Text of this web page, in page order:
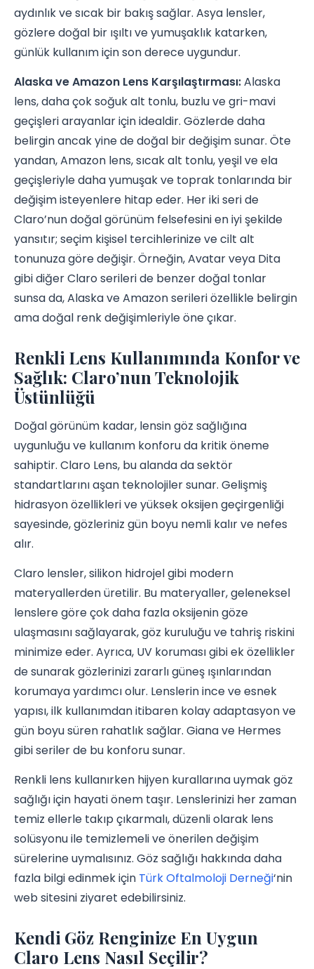
aydınlık ve sıcak bir bakış sağlar. Asya lensler,
gözlere doğal bir ışıltı ve yumuşaklık katarken,
günlük kullanım için son derece uygundur.
Alaska ve Amazon Lens Karşılaştırması:Alaska
lens, daha çok soğuk alt tonlu, buzlu ve gri-mavi
geçişleri arayanlar için idealdir. Gözlerde daha
belirgin ancak yine de doğal bir değişim sunar. Öte
yandan, Amazon lens, sıcak alt tonlu, yeşil ve ela
geçişleriyle daha yumuşak ve toprak tonlarında bir
değişim isteyenlere hitap eder. Her iki seri de
Claro’nun doğal görünüm felsefesini en iyi şekilde
yansıtır; seçim kişisel tercihlerinize ve cilt alt
tonunuza göre değişir. Örneğin, Avatar veya Dita
gibi diğer Claro serileri de benzer doğal tonlar
sunsa da, Alaska ve Amazon serileri özellikle belirgin
ama doğal renk değişimleriyle öne çıkar.
Renkli Lens Kullanımında Konfor ve
Sağlık: Claro’nun Teknolojik
Üstünlüğü
Doğal görünüm kadar, lensin göz sağlığına
uygunluğu ve kullanım konforu da kritik öneme
sahiptir. Claro Lens, bu alanda da sektör
standartlarını aşan teknolojiler sunar. Gelişmiş
hidrasyon özellikleri ve yüksek oksijen geçirgenliği
sayesinde, gözleriniz gün boyu nemli kalır ve nefes
alır.
Claro lensler, silikon hidrojel gibi modern
materyallerden üretilir. Bu materyaller, geleneksel
lenslere göre çok daha fazla oksijenin göze
ulaşmasını sağlayarak, göz kuruluğu ve tahriş riskini
minimize eder. Ayrıca, UV koruması gibi ek özellikler
de sunarak gözlerinizi zararlı güneş ışınlarından
korumaya yardımcı olur. Lenslerin ince ve esnek
yapısı, ilk kullanımdan itibaren kolay adaptasyon ve
gün boyu süren rahatlık sağlar. Giana ve Hermes
gibi seriler de bu konforu sunar.
Renkli lens kullanırken hijyen kurallarına uymak göz
sağlığı için hayati önem taşır. Lenslerinizi her zaman
temiz ellerle takıp çıkarmalı, düzenli olarak lens
solüsyonu ile temizlemeli ve önerilen değişim
sürelerine uymalısınız. Göz sağlığı hakkında daha
fazla bilgi edinmek için Türk Oftalmoloji Derneği‘nin
web sitesini ziyaret edebilirsiniz.
Kendi Göz Renginize En Uygun
Claro Lens Nasıl Seçilir?